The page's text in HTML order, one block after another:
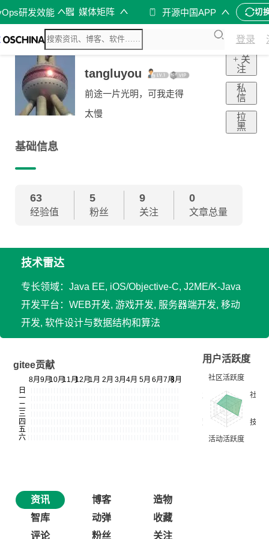
研发效能 媒体矩阵 开源中国APP 切
登录
tangluyou
前途一片光明，可我走得
太慢
+ 关
注
私
信
拉
黑
基础信息
63
经验值
5
粉丝
9
关注
0
文章总量
技术雷达
专长领域：Java EE, iOS/Objective-C, J2ME/K-Java
开发平台：WEB开发, 游戏开发, 服务器端开发, 移动
开发, 软件设计与数据结构和算法
gitee贡献
用户活跃度
资讯 博客
造物
智库
动弹
收藏
评论
粉丝 关注